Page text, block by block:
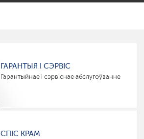
ГАРАНТЫЯ І СЭРВІС
Гарантыйнае і сэрвіснае абслугоўванне
СПІС КРАМ